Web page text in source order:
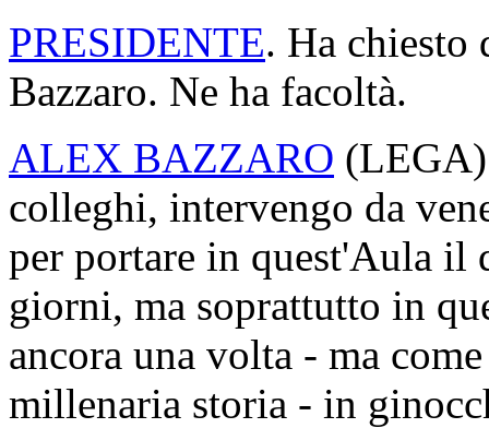
PRESIDENTE. Ha chiesto
Bazzaro. Ne ha facoltà.
ALEX BAZZARO (LEGA
colleghi, intervengo da
per portare in quest'Aula il
giorni, ma soprattutto in
ancora una volta - ma
millenaria storia - in